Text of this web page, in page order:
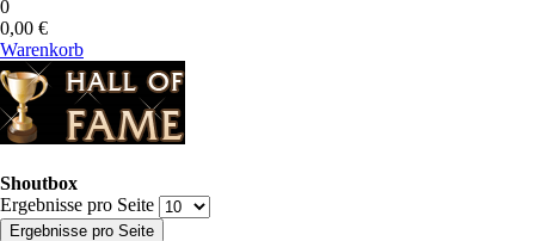
0
0,00 €
Warenkorb
Shoutbox
Ergebnisse pro Seite